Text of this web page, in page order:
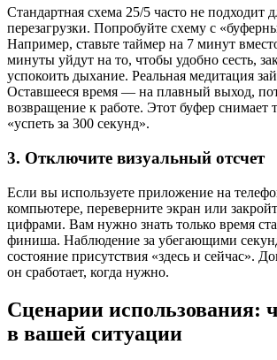
Стандартная схема 25/5 часто не подходит
перезагрузки. Попробуйте схему с
Например, ставьте таймер на 7 минут
минуты уйдут на то, чтобы удобно сесть,
успокоить дыхание. Реальная медитация
Оставшееся время — на плавный выход,
возвращение к работе. Этот буфер снимает
«успеть за 300 секунд».
3. Отключите визуальный отсчет
Если вы используете приложение на
компьютере, переверните экран или
цифрами. Вам нужно знать только время
финиша. Наблюдение за убегающими
состояние присутствия «здесь и сейчас».
он сработает, когда нужно.
Сценарии использования:
в вашей ситуации